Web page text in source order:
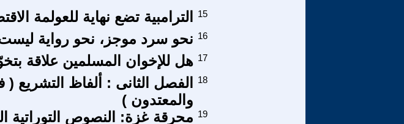
الترامبية تضع نهاية للعولمة 15
نحو سرد موجز، نحو رواية 16
هل للإخوان المسلمين علاقة 17
الفصل الثانى : ألفاظ التشريع (
والمعتدون )
18
محرقة غزة: النصوص التوراتية 19